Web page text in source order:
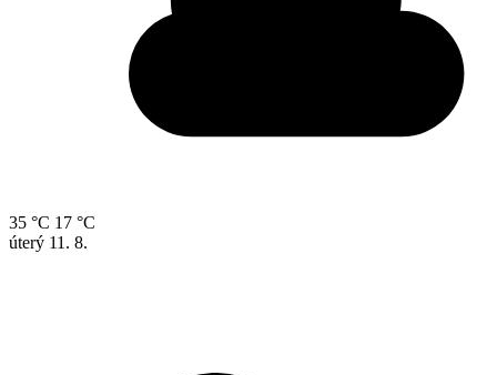
35 °C 17 °C
úterý 11. 8.